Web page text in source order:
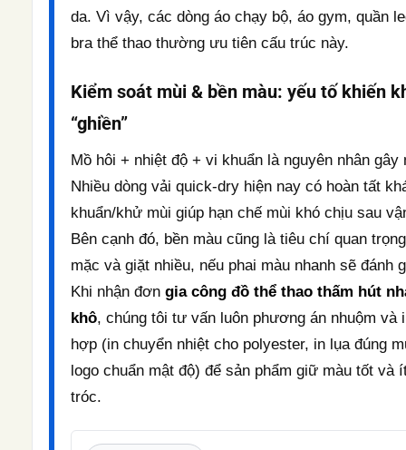
da. Vì vậy, các dòng áo chạy bộ, áo gym, quần
bra thể thao thường ưu tiên cấu trúc này.
Kiểm soát mùi & bền màu: yếu tố khiến
“ghiền”
Mồ hôi + nhiệt độ + vi khuẩn là nguyên nhân gây
Nhiều dòng vải quick-dry hiện nay có hoàn tất
khuẩn/khử mùi giúp hạn chế mùi khó chịu sau
Bên cạnh đó, bền màu cũng là tiêu chí quan
mặc và giặt nhiều, nếu phai màu nhanh sẽ đánh
Khi nhận đơn gia công đồ thể thao thấm hút
khô, chúng tôi tư vấn luôn phương án nhuộm và
hợp (in chuyển nhiệt cho polyester, in lụa đúng
logo chuẩn mật độ) để sản phẩm giữ màu tốt và
tróc.